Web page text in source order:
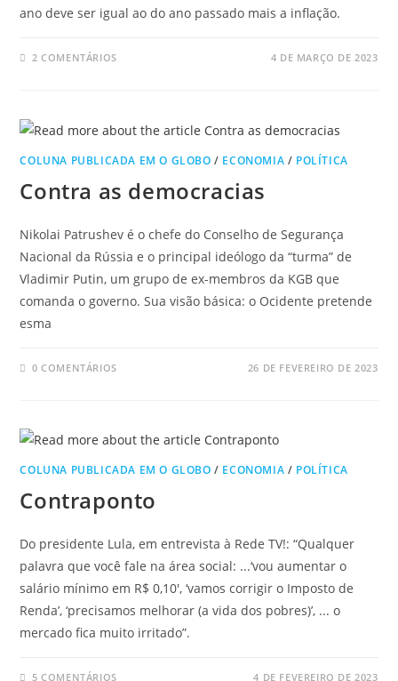
ano deve ser igual ao do ano passado mais a inflação.
2 COMENTÁRIOS 4 DE MARÇO DE 2023
COLUNA PUBLICADA EM O GLOBO / ECONOMIA / POLÍTICA
Contra as democracias
Nikolai Patrushev é o chefe do Conselho de Segurança
Nacional da Rússia e o principal ideólogo da “turma” de
Vladimir Putin, um grupo de ex-membros da KGB que
comanda o governo. Sua visão básica: o Ocidente pretende
esma
0 COMENTÁRIOS 26 DE FEVEREIRO DE 2023
COLUNA PUBLICADA EM O GLOBO / ECONOMIA / POLÍTICA
Contraponto
Do presidente Lula, em entrevista à Rede TV!: “Qualquer
palavra que você fale na área social: ...‘vou aumentar o
salário mínimo em R$ 0,10′, ‘vamos corrigir o Imposto de
Renda’, ‘precisamos melhorar (a vida dos pobres)’, ... o
mercado fica muito irritado”.
5 COMENTÁRIOS 4 DE FEVEREIRO DE 2023